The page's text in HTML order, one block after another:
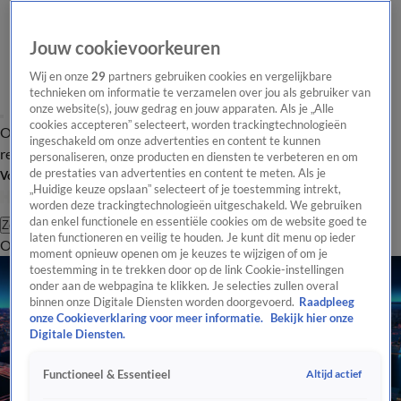
Overzicht Laatste nieuws Regionieuws Het beste van Hart
Tip de
redactie
Volg Hart van Nederland
Zoeken
OverzichtRegioUitzendingenWeerTip de redactiePanelVideo's
Jouw cookievoorkeuren
Wij en onze29 partners gebruiken cookies en vergelijkbare
technieken om informatie te verzamelen over jou als gebruiker van
onze website(s), jouw gedrag en jouw apparaten. Als je „Alle
cookies accepteren” selecteert, worden trackingtechnologieën
ingeschakeld om onze advertenties en content te kunnen
personaliseren, onze producten en diensten te verbeteren en om
de prestaties van advertenties en content te meten. Als je
„Huidige keuze opslaan” selecteert of je toestemming intrekt,
worden deze trackingtechnologieën uitgeschakeld. We gebruiken
dan enkel functionele en essentiële cookies om de website goed te
laten functioneren en veilig te houden. Je kunt dit menu op ieder
moment opnieuw openen om je keuzes te wijzigen of om je
toestemming in te trekken door op de link Cookie-instellingen
onder aan de webpagina te klikken. Je selecties zullen overal
binnen onze Digitale Diensten worden doorgevoerd. Raadpleeg
onze Cookieverklaring voor meer informatie.
Bekijk hier onze
Digitale Diensten.
Functioneel & Essentieel Altijd actief